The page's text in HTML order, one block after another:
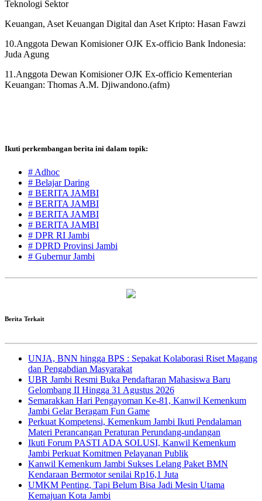
Teknologi Sektor
Keuangan, Aset Keuangan Digital dan Aset Kripto: Hasan Fawzi
10.Anggota Dewan Komisioner OJK Ex-officio Bank Indonesia:
Juda Agung
11.Anggota Dewan Komisioner OJK Ex-officio Kementerian
Keuangan: Thomas A.M. Djiwandono.(afm)
Ikuti perkembangan berita ini dalam topik:
# Adhoc
# Belajar Daring
# BERITA JAMBI
# BERITA JAMBI
# BERITA JAMBI
# BERITA JAMBI
# DPR RI Jambi
# DPRD Provinsi Jambi
# Gubernur Jambi
Berita Terkait
UNJA, BNN hingga BPS : Sepakat Kolaborasi Riset Magang
dan Pengabdian Masyarakat
UBR Jambi Resmi Buka Pendaftaran Mahasiswa Baru
Gelombang II Hingga 31 Agustus 2026
Semarakkan Hari Pengayoman Ke-81, Kanwil Kemenkum
Jambi Gelar Beragam Fun Game
Perkuat Kompetensi, Kemenkum Jambi Ikuti Pendalaman
Materi Perancangan Peraturan Perundang-undangan
Ikuti Forum PASTI ADA SOLUSI, Kanwil Kemenkum
Jambi Perkuat Komitmen Pelayanan Publik
Kanwil Kemenkum Jambi Sukses Lelang Paket BMN
Kendaraan Bermotor senilai Rp16,1 Juta
UMKM Penting, Tapi Belum Bisa Jadi Mesin Utama
Kemajuan Kota Jambi